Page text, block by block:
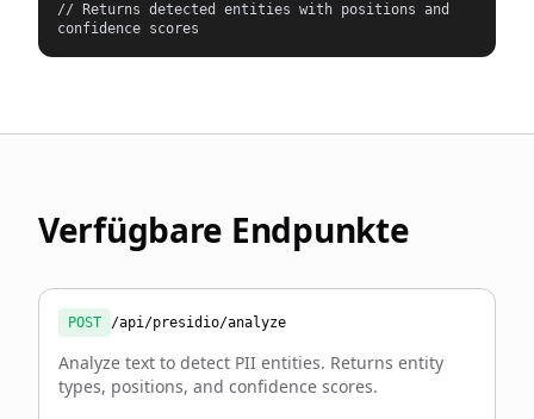
// Returns detected entities with positions and
confidence scores
Verfügbare Endpunkte
POST /api/presidio/analyze
Analyze text to detect PII entities. Returns entity
types, positions, and confidence scores.